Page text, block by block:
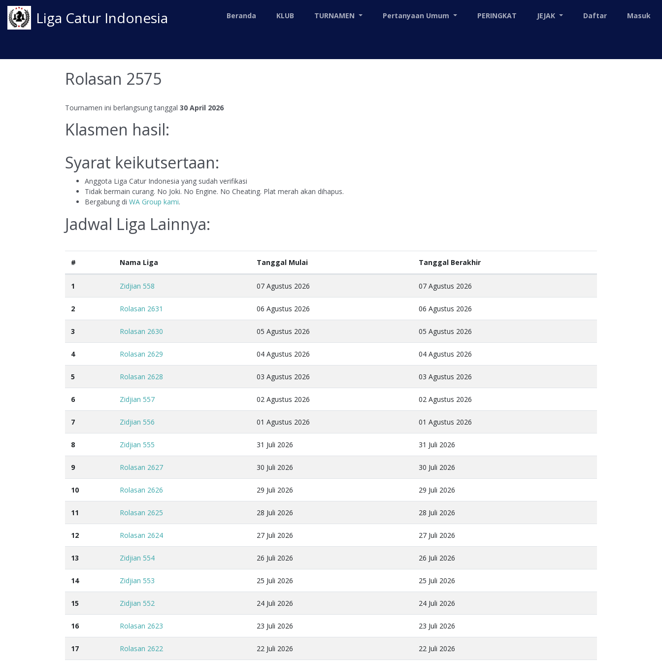
Liga Catur Indonesia Beranda KLUB TURNAMEN Pertanyaan Umum PERINGKAT JEJAK Daftar Masuk
Rolasan 2575
Tournamen ini berlangsung tanggal 30 April 2026
Klasmen hasil:
Syarat keikutsertaan:
Anggota Liga Catur Indonesia yang sudah verifikasi
Tidak bermain curang. No Joki. No Engine. No Cheating. Plat merah akan dihapus.
Bergabung di WA Group kami.
Jadwal Liga Lainnya:
# Nama Liga Tanggal Mulai Tanggal Berakhir
1 Zidjian 558 07 Agustus 2026 07 Agustus 2026
2 Rolasan 2631 06 Agustus 2026 06 Agustus 2026
3 Rolasan 2630 05 Agustus 2026 05 Agustus 2026
4 Rolasan 2629 04 Agustus 2026 04 Agustus 2026
5 Rolasan 2628 03 Agustus 2026 03 Agustus 2026
6 Zidjian 557 02 Agustus 2026 02 Agustus 2026
7 Zidjian 556 01 Agustus 2026 01 Agustus 2026
8 Zidjian 555 31 Juli 2026 31 Juli 2026
9 Rolasan 2627 30 Juli 2026 30 Juli 2026
10 Rolasan 2626 29 Juli 2026 29 Juli 2026
11 Rolasan 2625 28 Juli 2026 28 Juli 2026
12 Rolasan 2624 27 Juli 2026 27 Juli 2026
13 Zidjian 554 26 Juli 2026 26 Juli 2026
14 Zidjian 553 25 Juli 2026 25 Juli 2026
15 Zidjian 552 24 Juli 2026 24 Juli 2026
16 Rolasan 2623 23 Juli 2026 23 Juli 2026
17 Rolasan 2622 22 Juli 2026 22 Juli 2026